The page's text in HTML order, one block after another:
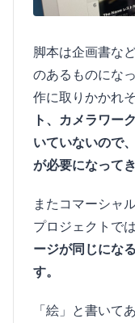
脚本は企画書な
のあるものにな
作に取りかかれ
ト、カメラワー
いていないので
が必要になってき
またコマーシャ
プロジェクトでは
ージが同じにな
す。
「絵」と書いて